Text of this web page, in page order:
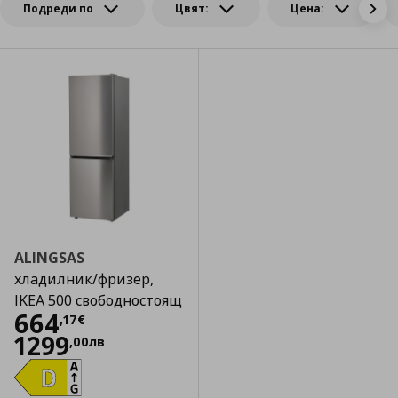
Подреди по Цвят: Цена:
ALINGSAS
хладилник/фризер,
IKEA 500 свободностоящ
664,17€
Цена
1299,00лв